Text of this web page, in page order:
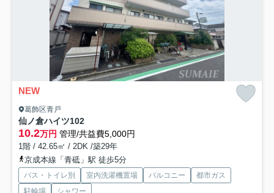
NEW
葛飾区青戸
仙ノ倉ハイツ102
10.2万円 管理/共益費5,000円
1階 / 42.65㎡ / 2DK /築29年
京成本線「青砥」駅 徒歩5分
バス・トイレ別 室内洗濯機置場 バルコニー
都市ガス
駐輪場
シャワー